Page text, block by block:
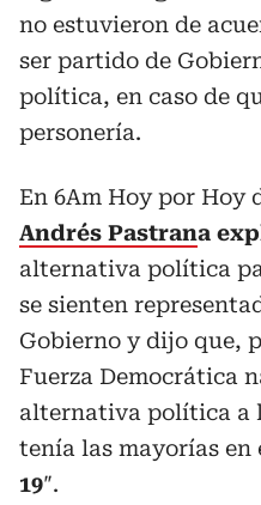
no estuvieron de
ser partido de
política, en caso de
personería.
En 6Am Hoy por Hoy
Andrés Pastrana
alternativa política
se sienten
Gobierno y dijo que,
Fuerza Democrática
alternativa política a
tenía las mayorías en
19″.